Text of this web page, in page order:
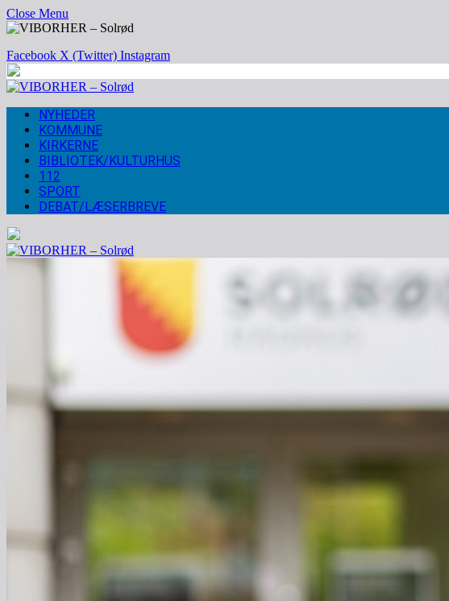
Close Menu
Facebook X (Twitter) Instagram
NYHEDER
KOMMUNE
KIRKERNE
BIBLIOTEK/KULTURHUS
112
SPORT
DEBAT/LÆSERBREVE